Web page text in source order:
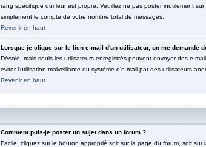
rang spécifique qui leur est propre. Veuillez ne pas poster inutilement
simplement le compte de votre nombre total de messages.
Revenir en haut
Lorsque je clique sur le lien e-mail d'un utilisateur, on me demande
Désolé, mais seuls les utilisateurs enregistrés peuvent envoyer des e-
éviter l'utilisation malveillante du système d'e-mail par des utilisateurs
Revenir en haut
Comment puis-je poster un sujet dans un forum ?
Facile, cliquez sur le bouton approprié soit sur la page du forum, soit